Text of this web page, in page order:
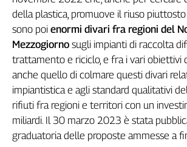
della plastica, promuove il riuso piuttosto
sono poi enormi divari fra regioni del
Mezzogiorno sugli impianti di raccolta
trattamento e riciclo, e fra i vari obiettivi
anche quello di colmare questi divari
impiantistica e agli standard qualitativi
rifiuti fra regioni e territori con un
miliardi. Il 30 marzo 2023 è stata
graduatoria delle proposte ammesse a